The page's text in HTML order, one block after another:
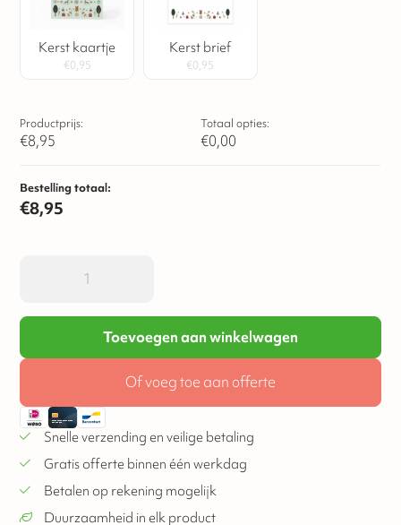
Kerst kaartje
€0,95
Kerst brief
€0,95
Productprijs:
€8,95
Totaal opties:
€0,00
Bestelling totaal:
€8,95
Toevoegen aan winkelwagen
Of voeg toe aan offerte
Snelle verzending en veilige betaling
Gratis offerte binnen één werkdag
Betalen op rekening mogelijk
Duurzaamheid in elk product